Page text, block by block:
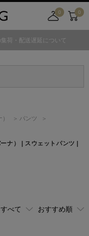
0
舗
カ
0
荷・配送遅延について
パンツ
ナ）
| スウェットパンツ |